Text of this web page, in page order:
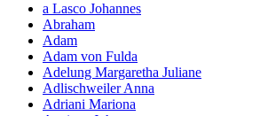
a Lasco Johannes
Abraham
Adam
Adam von Fulda
Adelung Margaretha Juliane
Adlischweiler Anna
Adriani Mariona